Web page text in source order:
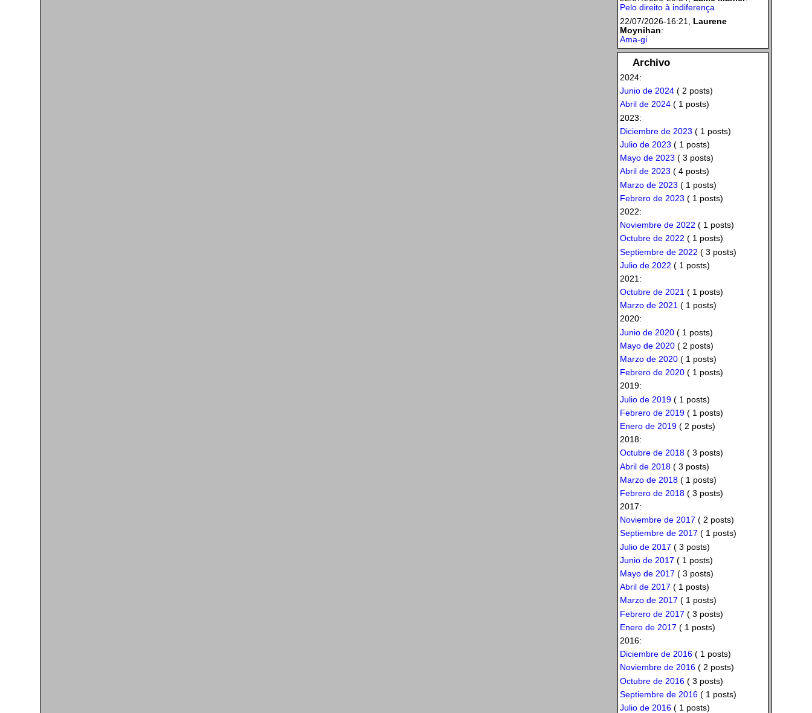
Pelo direito à indiferença
22/07/2026-16:21, Laurene
Moynihan:
Ama-gi
Archivo
2024:
Junio de 2024( 2 posts)
Abril de 2024( 1 posts)
2023:
Diciembre de 2023 ( 1 posts)
Julio de 2023 ( 1 posts)
Mayo de 2023 ( 3 posts)
Abril de 2023 ( 4 posts)
Marzo de 2023 ( 1 posts)
Febrero de 2023 ( 1 posts)
2022:
Noviembre de 2022 ( 1 posts)
Octubre de 2022 ( 1 posts)
Septiembre de 2022 ( 3 posts)
Julio de 2022 ( 1 posts)
2021:
Octubre de 2021 ( 1 posts)
Marzo de 2021( 1 posts)
2020:
Junio de 2020( 1 posts)
Mayo de 2020( 2 posts)
Marzo de 2020( 1 posts)
Febrero de 2020( 1 posts)
2019:
Julio de 2019( 1 posts)
Febrero de 2019( 1 posts)
Enero de 2019( 2 posts)
2018:
Octubre de 2018( 3 posts)
Abril de 2018( 3 posts)
Marzo de 2018( 1 posts)
Febrero de 2018( 3 posts)
2017:
Noviembre de 2017 ( 2 posts)
Septiembre de 2017 ( 1 posts)
Julio de 2017 ( 3 posts)
Junio de 2017 ( 1 posts)
Mayo de 2017 ( 3 posts)
Abril de 2017 ( 1 posts)
Marzo de 2017 ( 1 posts)
Febrero de 2017 ( 3 posts)
Enero de 2017 ( 1 posts)
2016:
Diciembre de 2016( 1 posts)
Noviembre de 2016( 2 posts)
Octubre de 2016( 3 posts)
Septiembre de 2016( 1 posts)
Julio de 2016( 1 posts)